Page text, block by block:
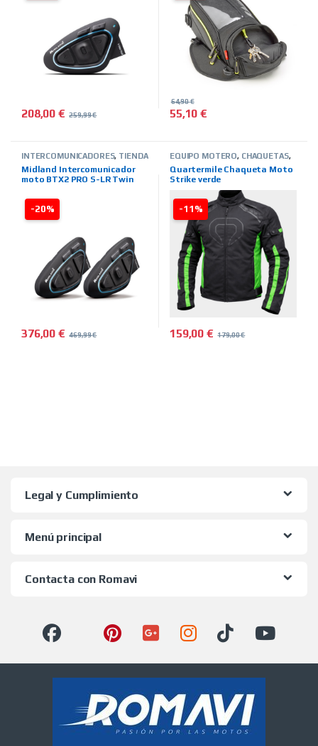
208,00€ 259,99€ 55,10€
64,90€
-20%
INTERCOMUNICADORES, TIENDA
Midland Intercomunicador
moto BTX2 PRO S-LR Twin
376,00€ 469,99€
-11%
EQUIPO MOTERO, CHAQUETAS,
LINE,MARCAS ,QUARTER MILE
Quartermile Chaqueta Moto
Strike verde
159,00€ 179,00€
Legal y Cumplimiento
Menú principal
Contacta con Romavi